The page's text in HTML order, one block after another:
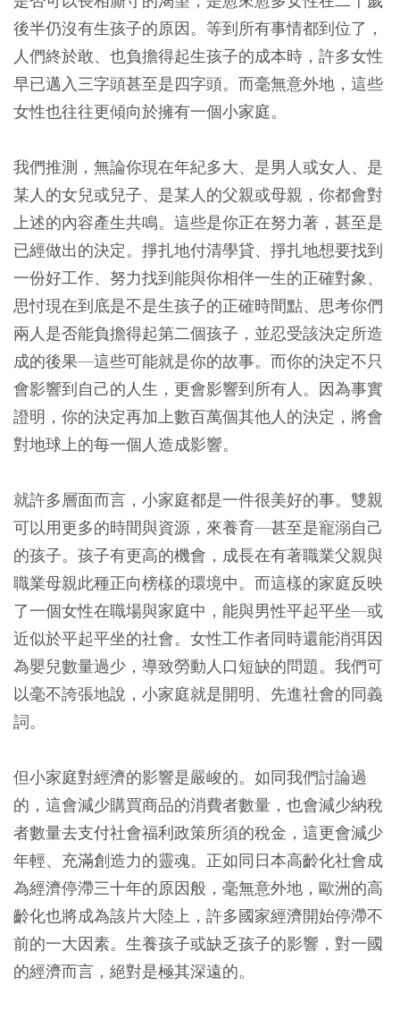
後半仍沒有生孩子的原因。等到所有事情都到位了，
人們終於敢、也負擔得起生孩子的成本時，許多女性
早已邁入三字頭甚至是四字頭。而毫無意外地，這些
女性也往往更傾向於擁有一個小家庭。
我們推測，無論你現在年紀多大、是男人或女人、是
某人的女兒或兒子、是某人的父親或母親，你都會對
上述的內容產生共鳴。這些是你正在努力著，甚至是
已經做出的決定。掙扎地付清學貸、掙扎地想要找到
一份好工作、努力找到能與你相伴一生的正確對象、
思忖現在到底是不是生孩子的正確時間點、思考你們
兩人是否能負擔得起第二個孩子，並忍受該決定所造
成的後果—這些可能就是你的故事。而你的決定不只
會影響到自己的人生，更會影響到所有人。因為事實
證明，你的決定再加上數百萬個其他人的決定，將會
對地球上的每一個人造成影響。
就許多層面而言，小家庭都是一件很美好的事。雙親
可以用更多的時間與資源，來養育—甚至是寵溺自己
的孩子。孩子有更高的機會，成長在有著職業父親與
職業母親此種正向榜樣的環境中。而這樣的家庭反映
了一個女性在職場與家庭中，能與男性平起平坐—或
近似於平起平坐的社會。女性工作者同時還能消弭因
為嬰兒數量過少，導致勞動人口短缺的問題。我們可
以毫不誇張地說，小家庭就是開明、先進社會的同義
詞。
但小家庭對經濟的影響是嚴峻的。如同我們討論過
的，這會減少購買商品的消費者數量，也會減少納稅
者數量去支付社會福利政策所須的稅金，這更會減少
年輕、充滿創造力的靈魂。正如同日本高齡化社會成
為經濟停滯三十年的原因般，毫無意外地，歐洲的高
齡化也將成為該片大陸上，許多國家經濟開始停滯不
前的一大因素。生養孩子或缺乏孩子的影響，對一國
的經濟而言，絕對是極其深遠的。